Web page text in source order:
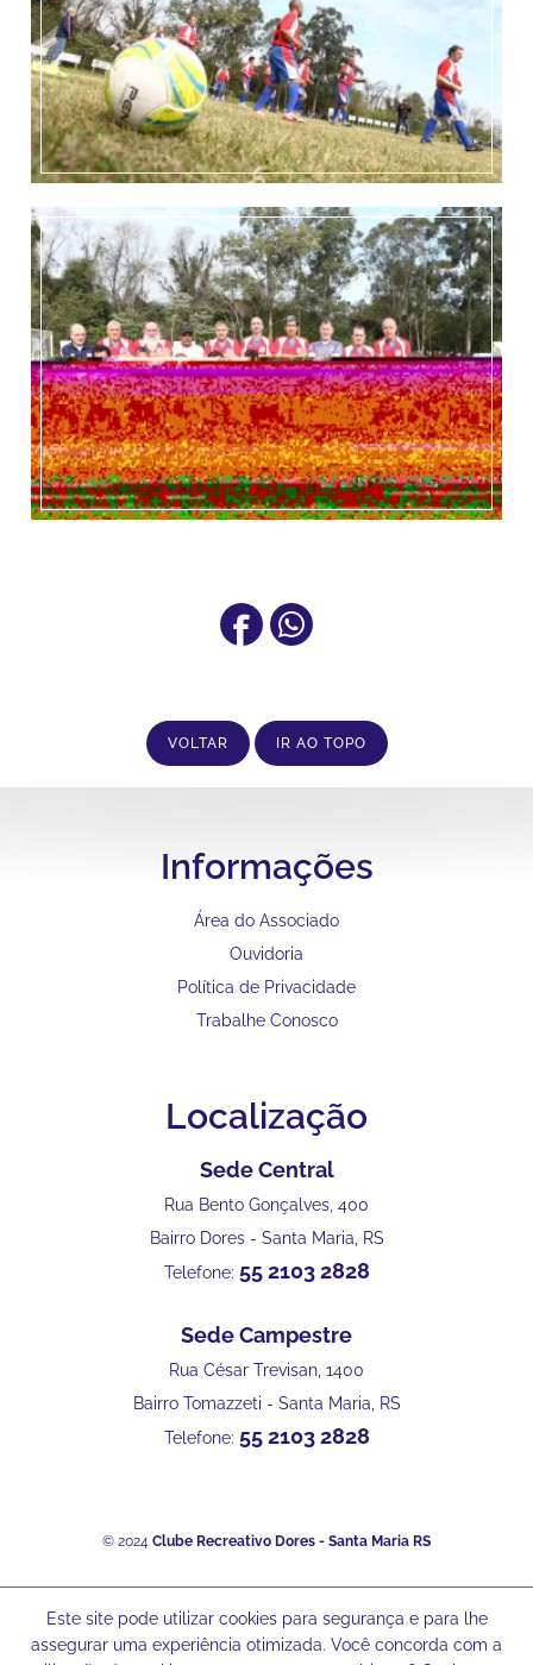
VOLTAR IR AO TOPO
Informações
Área do Associado
Ouvidoria
Política de Privacidade
Trabalhe Conosco
Localização
Sede Central
Rua Bento Gonçalves, 400
Bairro Dores - Santa Maria, RS
Telefone: 55 2103 2828
Sede Campestre
Rua César Trevisan, 1400
Bairro Tomazzeti - Santa Maria, RS
Telefone: 55 2103 2828
© 2024 Clube Recreativo Dores - Santa Maria RS
Este site pode utilizar cookies para segurança e para lhe
assegurar uma experiência otimizada. Você concorda com a